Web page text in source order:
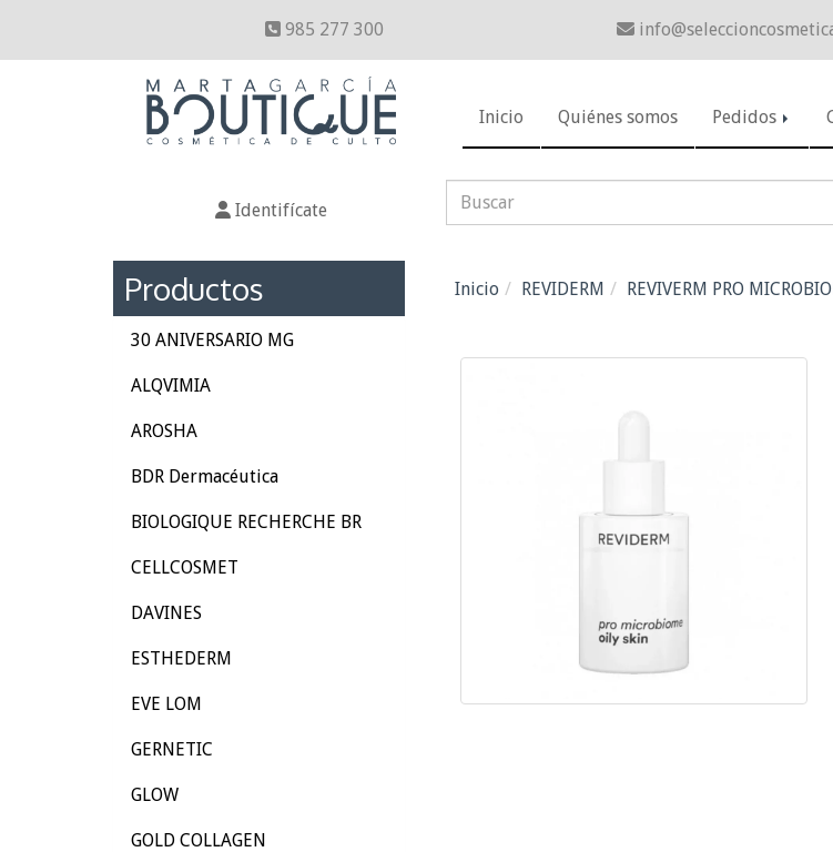
985 277 300 info
Inicio Quiénes somos Pedidos
Identifícate
Inicio REVIDERM REVIVERM PRO
Productos
30 ANIVERSARIO MG
ALQVIMIA
AROSHA
BDR Dermacéutica
BIOLOGIQUE RECHERCHE BR
CELLCOSMET
DAVINES
ESTHEDERM
EVE LOM
GERNETIC
GLOW
GOLD COLLAGEN